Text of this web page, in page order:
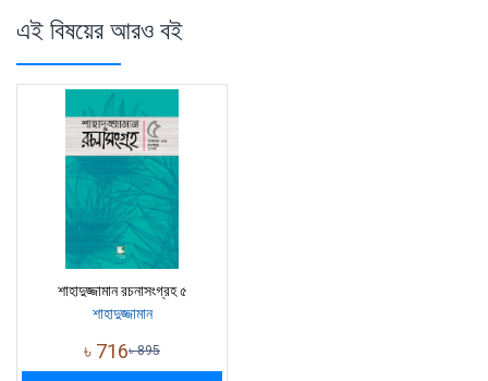
এই বিষয়ের আরও বই
শাহাদুজ্জামান রচনাসংগ্রহ ৫
শাহাদুজ্জামান
৳ 716৳895